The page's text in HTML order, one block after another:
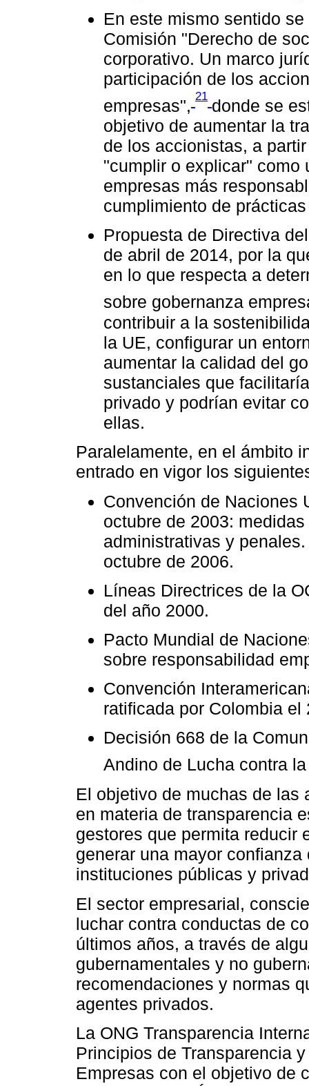
En este mismo sentido
Comisión "Derecho de
corporativo. Un marco
participación de los
empresas",
21
donde se
objetivo de aumentar la
de los accionistas, a
"cumplir o explicar" como
empresas más
cumplimiento de
Propuesta de Directiva
de abril de 2014, por la
en lo que respecta a
sobre gobernanza
contribuir a la
la UE, configurar un
aumentar la calidad del
sustanciales que
privado y podrían evitar
ellas.
Paralelamente, en el ámbito
entrado en vigor los
Convención de Naciones
octubre de 2003:
administrativas y
octubre de 2006.
Líneas Directrices de la
del año 2000.
Pacto Mundial de
sobre responsabilidad
Convención
ratificada por Colombia
Decisión 668 de la
Andino de Lucha contra
El objetivo de muchas de las
en materia de transparencia
gestores que permita reducir
generar una mayor
instituciones públicas y
El sector empresarial,
luchar contra conductas de
últimos años, a través de
gubernamentales y no
recomendaciones y normas
agentes privados.
La ONG Transparencia
Principios de Transparencia
Empresas con el objetivo de